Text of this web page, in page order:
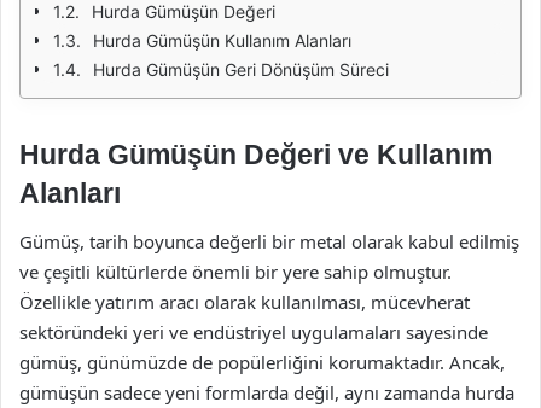
Hurda Gümüşün Değeri
Hurda Gümüşün Kullanım Alanları
Hurda Gümüşün Geri Dönüşüm Süreci
Hurda Gümüşün Değeri ve Kullanım
Alanları
Gümüş, tarih boyunca değerli bir metal olarak kabul edilmiş
ve çeşitli kültürlerde önemli bir yere sahip olmuştur.
Özellikle yatırım aracı olarak kullanılması, mücevherat
sektöründeki yeri ve endüstriyel uygulamaları sayesinde
gümüş, günümüzde de popülerliğini korumaktadır. Ancak,
gümüşün sadece yeni formlarda değil, aynı zamanda hurda